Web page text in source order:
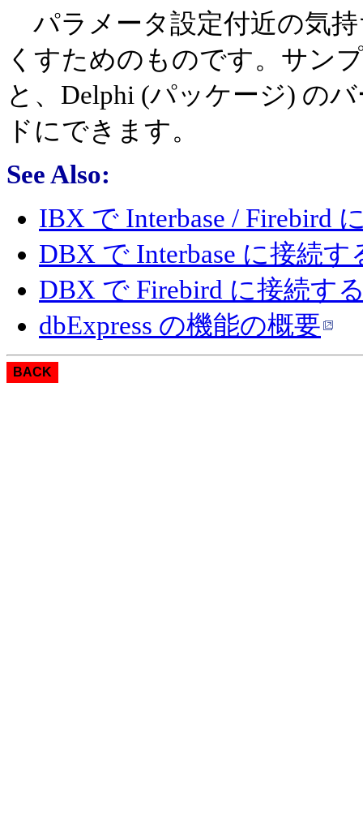
パラメータ設定付近の気
くすためのものです。サン
と、Delphi (パッケージ) の
ドにできます。
See Also:
IBX で Interbase / Firebird
DBX で Interbase に接続
DBX で Firebird に接続す
dbExpress の機能の概要
BACK